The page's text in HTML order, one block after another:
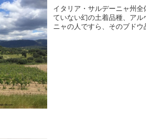
イタリア・サルデーニャ州
ていない幻の土着品種、ア
ニャの人ですら、そのブドウ